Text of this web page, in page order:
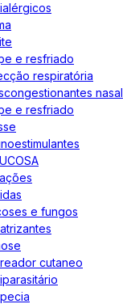
e resfriado
respiratória
nasal
e resfriado
e fungos
cutaneo